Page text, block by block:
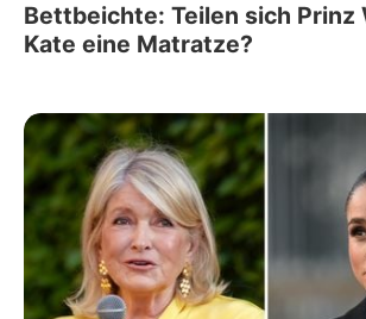
Bettbeichte: Teilen sich Prinz
Kate eine Matratze?